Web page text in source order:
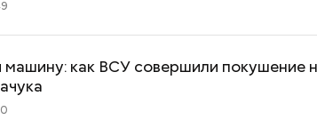
как ВСУ совершили покушение